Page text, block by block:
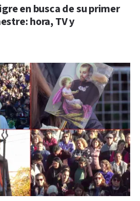
en busca de su primer
hora, TV y